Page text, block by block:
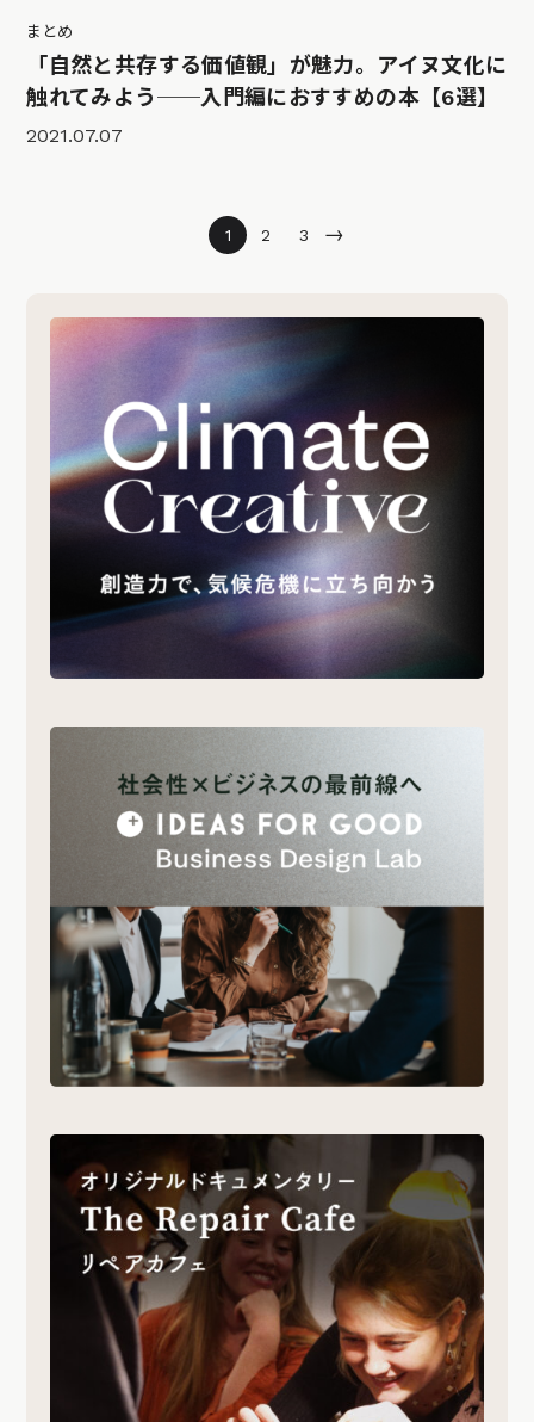
まとめ
「自然と共存する価値観」が魅力。アイヌ文化に
触れてみよう──入門編におすすめの本【6選】
2021.07.07
1 2 3 →